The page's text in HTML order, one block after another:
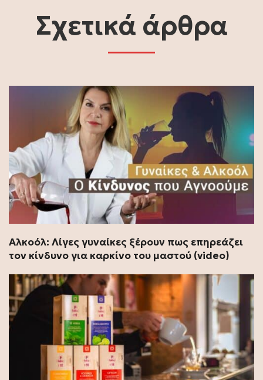
Σχετικά άρθρα
Αλκοόλ: Λίγες γυναίκες ξέρουν πως επηρεάζει
τον κίνδυνο για καρκίνο του μαστού (video)